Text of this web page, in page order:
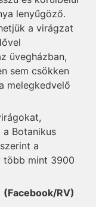
lenyűgöző.
a virágzat
üvegházban,
sem csökken
melegkedvelő
Botanikus
a
több mint 3900
(Facebook/RV)